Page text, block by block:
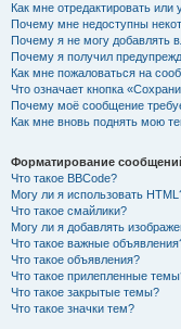
Как мне отредактировать или
Почему мне недоступны
Почему я не могу добавлять
Почему я получил
Как мне пожаловаться на
Что означает кнопка
Почему моё сообщение
Как мне вновь поднять мою
Форматирование
Что такое BBCode?
Могу ли я использовать
Что такое смайлики?
Могу ли я добавлять
Что такое важные
Что такое объявления?
Что такое прилепленные
Что такое закрытые темы?
Что такое значки тем?